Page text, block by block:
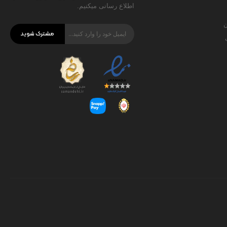
اطلاع رسانی میکنیم.
مشترک شوید